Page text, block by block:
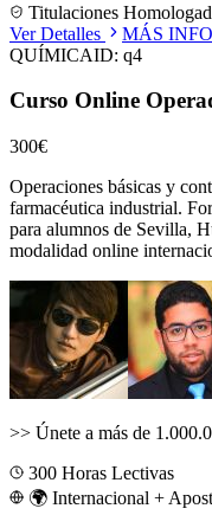
Titulaciones
Ver Detalles
MÁS INFO
QUÍMICAID: q4
Curso Online
300€
Operaciones básicas y
farmacéutica industrial.
para alumnos de Sevilla,
modalidad online
>> Únete a más de
300 Horas Lectivas
🌍 Internacional +